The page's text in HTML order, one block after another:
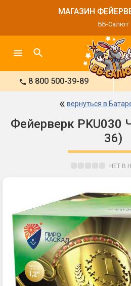
МАГАЗИН
ББ-Салют
8 800 500-39-89
« вернуться в
Фейерверк PKU030
36)
НЕТ В